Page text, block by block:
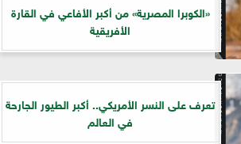
«الكوبرا المصرية» من أكبر الأفاعي في القارة
الأفريقية
تعرف على النسر الأمريكي.. أكبر الطيور الجارحة
في العالم